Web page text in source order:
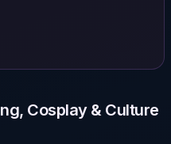
Cosplay & Culture